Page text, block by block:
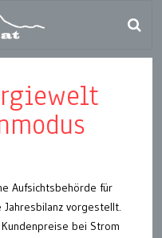
Aufsichtsbehörde für
vorgestellt.
bei Strom